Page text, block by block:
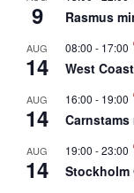
9 Rasmus
AUG
14
08:00 - 17:00
West
AUG
14
16:00 - 19:00
AUG
14
19:00 -23:00
Stockholm